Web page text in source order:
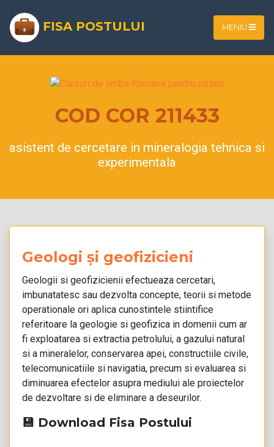
FISA POSTULUI MENIU
COD COR 211433
asistent de cercetare in mineralogia tehnica si
experimentala
Geologi și geofizicieni
Geologii si geofizicienii efectueaza cercetari,
imbunatatesc sau dezvolta concepte, teorii si metode
operationale ori aplica cunostintele stiintifice
referitoare la geologie si geofizica in domenii cum ar
fi exploatarea si extractia petrolului, a gazului natural
si a mineralelor, conservarea apei, constructiile civile,
telecomunicatiile si navigatia, precum si evaluarea si
diminuarea efectelor asupra mediului ale proiectelor
de dezvoltare si de eliminare a deseurilor.
💾 Download Fisa Postului